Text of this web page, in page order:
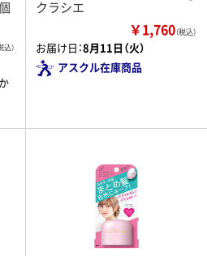
込）
クラシエ
￥1,760（税込）
お届け日：8月11日（火）
アスクル在庫商品